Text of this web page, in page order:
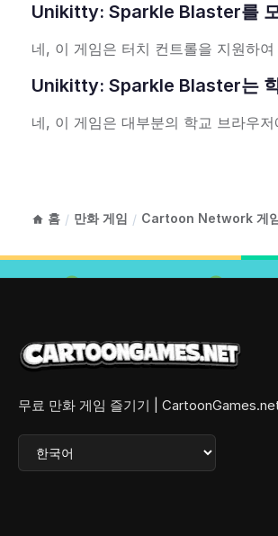
Unikitty: Sparkle Blaster를
네, 이 게임은 터치 컨트롤을 지원하
Unikitty: Sparkle Blaster는
네, 이 게임은 대부분의 학교 브라우
홈 / 만화 게임 / Cartoon Network 게
무료 만화 게임 즐기기 |